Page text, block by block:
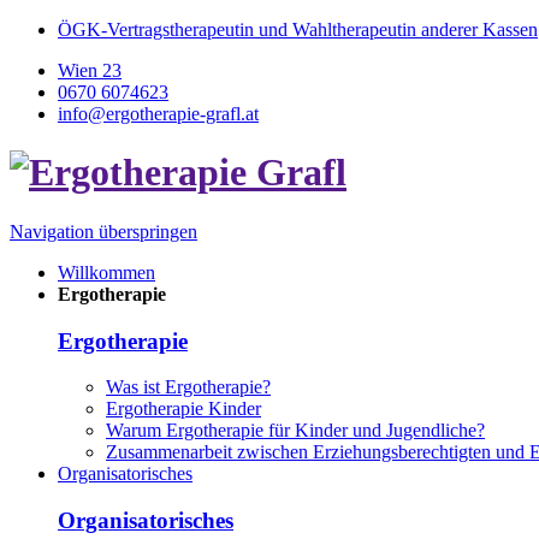
ÖGK-Vertragstherapeutin und Wahltherapeutin anderer Kassen
Wien 23
0670 6074623
info@ergotherapie-grafl.at
Navigation überspringen
Willkommen
Ergotherapie
Ergotherapie
Was ist Ergotherapie?
Ergotherapie Kinder
Warum Ergotherapie für Kinder und Jugendliche?
Zusammenarbeit zwischen Erziehungsberechtigten und
Organisatorisches
Organisatorisches